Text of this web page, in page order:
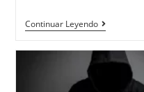
Continuar Leyendo